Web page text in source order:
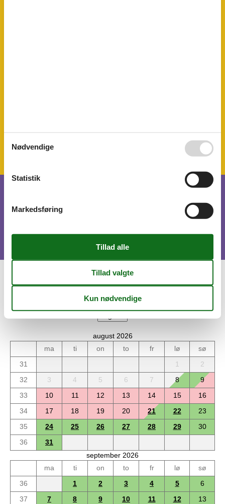
Der er begrænset mulighed for miniferie hele året, typisk uden
Kalender
august 2026
ma
ti on to fr lø
sø
31
1
2
32
3 4 5 6 7 8
9
33
10 11 12 13 14 15
16
34
17 18 19 20 21 22
23
35
24 25 26 27 28 29
30
36
31
september 2026
ma
ti on to fr lø
sø
36
1 2 3 4 5
6
37
7 8 9 10 11 12
13
Nødvendige
Statistik
Markedsføring